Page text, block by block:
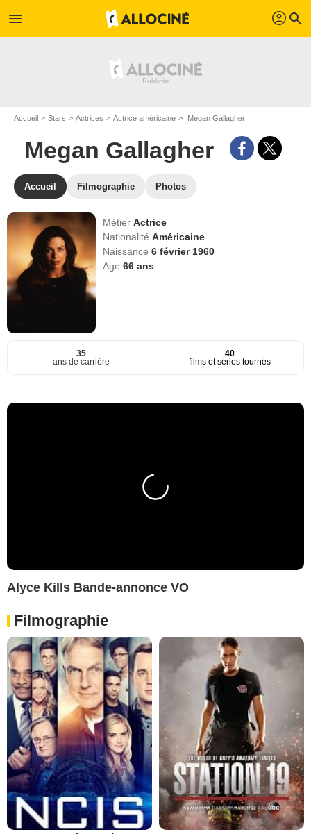
menu profil search
Accueil Stars Actrices Actrice américaine Megan Gallagher
Megan Gallagher
Accueil Filmographie Photos
MétierActrice
NationalitéAméricaine
Naissance6 février 1960
Age66 ans
35
ans de carrière
40
films et séries tournés
Alyce Kills Bande-annonce VO
Filmographie